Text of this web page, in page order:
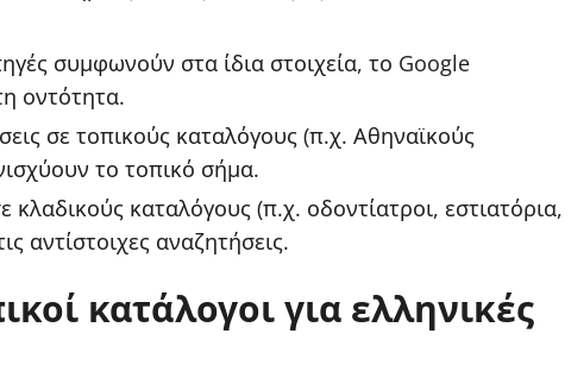
συμφωνούν στα ίδια στοιχεία, το Google
οντότητα.
σε τοπικούς καταλόγους (π.χ. Αθηναϊκούς
το τοπικό σήμα.
κλαδικούς καταλόγους (π.χ. οδοντίατροι, εστιατόρια,
αντίστοιχες αναζητήσεις.
κατάλογοι για ελληνικές